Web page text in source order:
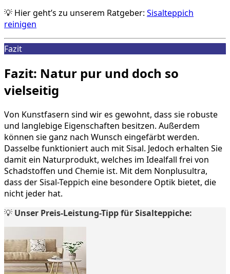
💡 Hier geht’s zu unserem Ratgeber: Sisalteppich
reinigen
Fazit
Fazit: Natur pur und doch so
vielseitig
Von Kunstfasern sind wir es gewohnt, dass sie robuste
und langlebige Eigenschaften besitzen. Außerdem
können sie ganz nach Wunsch eingefärbt werden.
Dasselbe funktioniert auch mit Sisal. Jedoch erhalten Sie
damit ein Naturprodukt, welches im Idealfall frei von
Schadstoffen und Chemie ist. Mit dem Nonplusultra,
dass der Sisal-Teppich eine besondere Optik bietet, die
nicht jeder hat.
💡 Unser Preis-Leistung-Tipp für Sisalteppiche: